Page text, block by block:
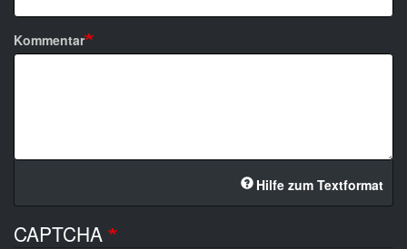
Kommentar
Hilfe zum Textformat
CAPTCHA